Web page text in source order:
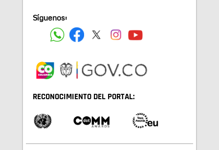
Síguenos:
RECONOCIMIENTO DEL PORTAL: